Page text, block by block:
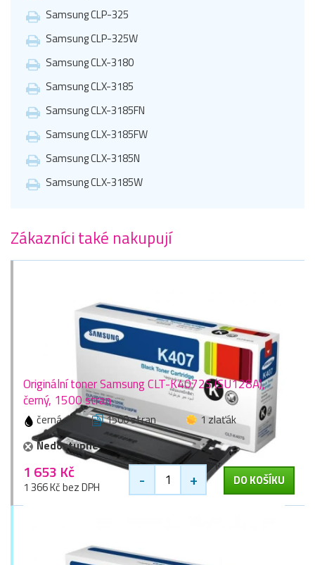
Samsung CLP-325
Samsung CLP-325W
Samsung CLX-3180
Samsung CLX-3185
Samsung CLX-3185FN
Samsung CLX-3185FW
Samsung CLX-3185N
Samsung CLX-3185W
Zákazníci také nakupují
Originální toner Samsung CLT-K4072S (SU128A),
černý, 1500 stran
černá 1500 stran
1 zlaťák
Nedostupné
1 653 Kč
1 366 Kč bez DPH - + DO KOŠÍKU